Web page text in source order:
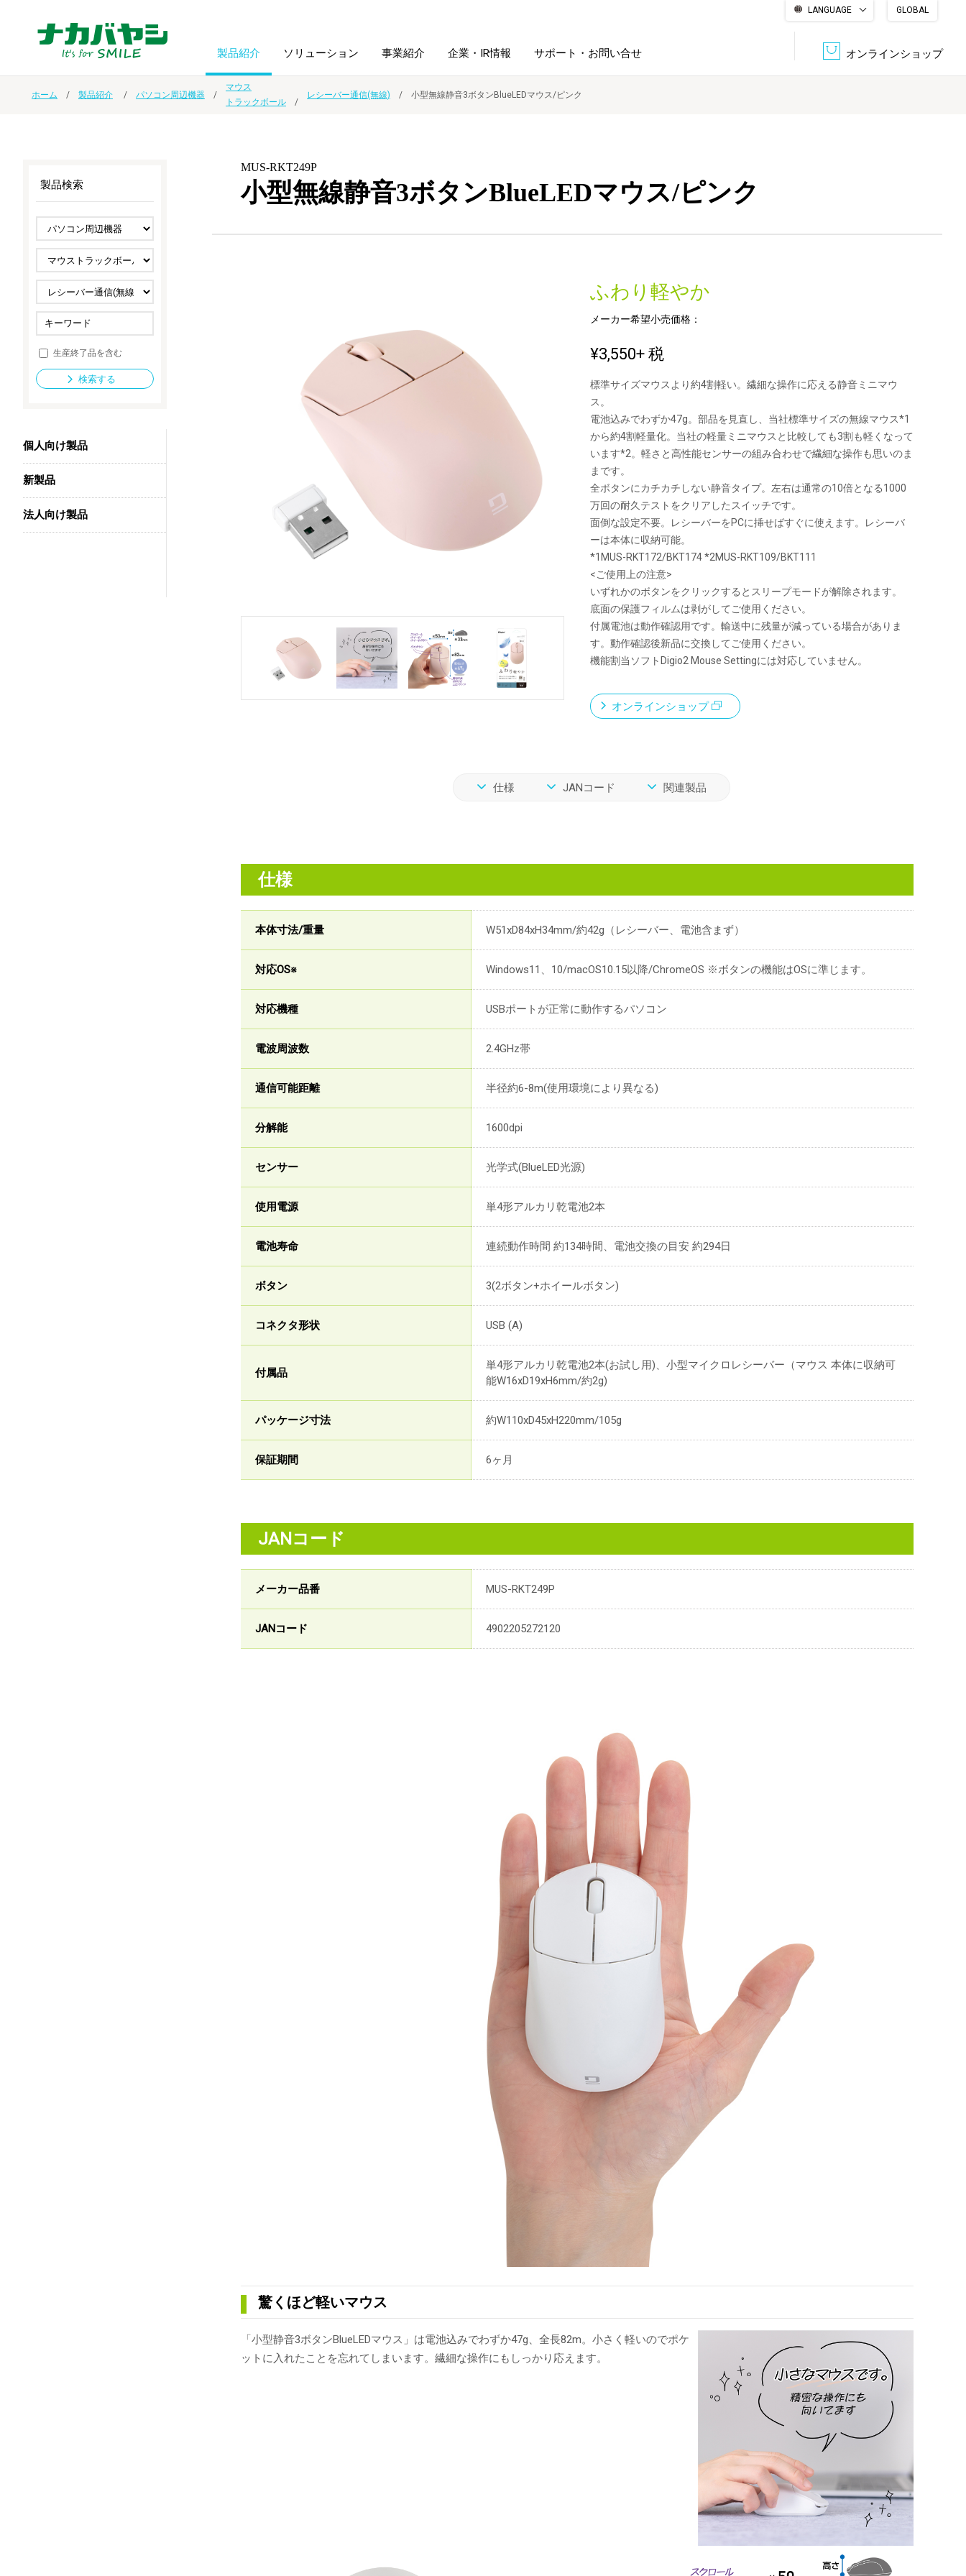
LANGUAGE
GLOBAL
オンラインショップ
製品紹介
ノート・紙製品
ホルダー用品
筆記具
スマートフォン・
タブレット関連
ゲーム関連 デジタルカメラ関連 ボード用品 事務用品
防災・
セキュリティ用品
キャラクター・
シリーズ商品
法人向け製品 新製品一覧
ソリューション
オーダー手帳・ノベルティ制作 学校ソリューション DPS（データ・プリント・サービス）
ドキュメントスキャニングサービス 総務＋クリエイティブ サステナブルな紙器製品「asue（あすえ）」
導入事例
事業紹介 企業・IR情報
IR情報 沿革 認証一覧
サステナビリティ 採用情報
サポート・お問い合せ
ホーム 製品紹介 パソコン周辺機器
マウス
トラックボール
レシーバー通信(無線) 小型無線静音3ボタンBlueLEDマウス/ピンク
MUS-RKT249P
小型無線静音3ボタンBlueLEDマウス/ピンク
ふわり軽やか
メーカー希望小売価格：
¥3,550+ 税
標準サイズマウスより約4割軽い。繊細な操作に応える静音ミニマウ
ス。
電池込みでわずか47g。部品を見直し、当社標準サイズの無線マウス*1
から約4割軽量化。当社の軽量ミニマウスと比較しても3割も軽くなって
います*2。軽さと高性能センサーの組み合わせで繊細な操作も思いのま
まです。
全ボタンにカチカチしない静音タイプ。左右は通常の10倍となる1000
万回の耐久テストをクリアしたスイッチです。
面倒な設定不要。レシーバーをPCに挿せばすぐに使えます。レシーバ
ーは本体に収納可能。
*1MUS-RKT172/BKT174 *2MUS-RKT109/BKT111
<ご使用上の注意>
いずれかのボタンをクリックするとスリープモードが解除されます。
底面の保護フィルムは剥がしてご使用ください。
付属電池は動作確認用です。輸送中に残量が減っている場合がありま
す。動作確認後新品に交換してご使用ください。
機能割当ソフトDigio2 Mouse Settingには対応していません。
オンラインショップ
仕様 JANコード 関連製品
仕様
本体寸法/重量 W51xD84xH34mm/約42g（レシーバー、電池含まず）
対応OS※ Windows11、10/macOS10.15以降/ChromeOS ※ボタンの機能はOSに準じます。
対応機種 USBポートが正常に動作するパソコン
電波周波数 2.4GHz帯
通信可能距離 半径約6-8m(使用環境により異なる)
分解能 1600dpi
センサー 光学式(BlueLED光源)
使用電源 単4形アルカリ乾電池2本
電池寿命 連続動作時間 約134時間、電池交換の目安 約294日
ボタン 3(2ボタン+ホイールボタン)
コネクタ形状 USB (A)
付属品
単4形アルカリ乾電池2本(お試し用)、小型マイクロレシーバー（マウス 本体に収納可
能W16xD19xH6mm/約2g)
パッケージ寸法 約W110xD45xH220mm/105g
保証期間 6ヶ月
JANコード
メーカー品番 MUS-RKT249P
JANコード 4902205272120
驚くほど軽いマウス
「小型静音3ボタンBlueLEDマウス」は電池込みでわずか47g、全長82m。小さく軽いのでポケ
ットに入れたことを忘れてしまいます。繊細な操作にもしっかり応えます。
製品検索
生産終了品を含む
検索する
個人向け製品
新製品
法人向け製品